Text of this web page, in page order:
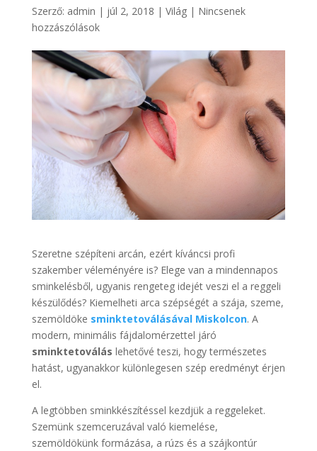
Szerző: admin | júl 2, 2018 | Világ| Nincsenek
hozzászólások
Szeretne szépíteni arcán, ezért kíváncsi profi
szakember véleményére is? Elege van a mindennapos
sminkelésből, ugyanis rengeteg idejét veszi el a reggeli
készülődés? Kiemelheti arca szépségét a szája, szeme,
szemöldöke sminktetoválásával Miskolcon. A
modern, minimális fájdalomérzettel járó
sminktetoválás lehetővé teszi, hogy természetes
hatást, ugyanakkor különlegesen szép eredményt érjen
el.
A legtöbben sminkkészítéssel kezdjük a reggeleket.
Szemünk szemceruzával való kiemelése,
szemöldökünk formázása, a rúzs és a szájkontúr